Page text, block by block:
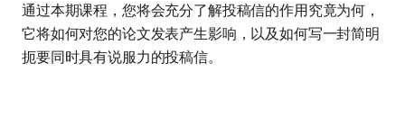
通过本期课程，您将会充分了解投稿信的作用究竟为何，
它将如何对您的论文发表产生影响，以及如何写一封简明
扼要同时具有说服力的投稿信。